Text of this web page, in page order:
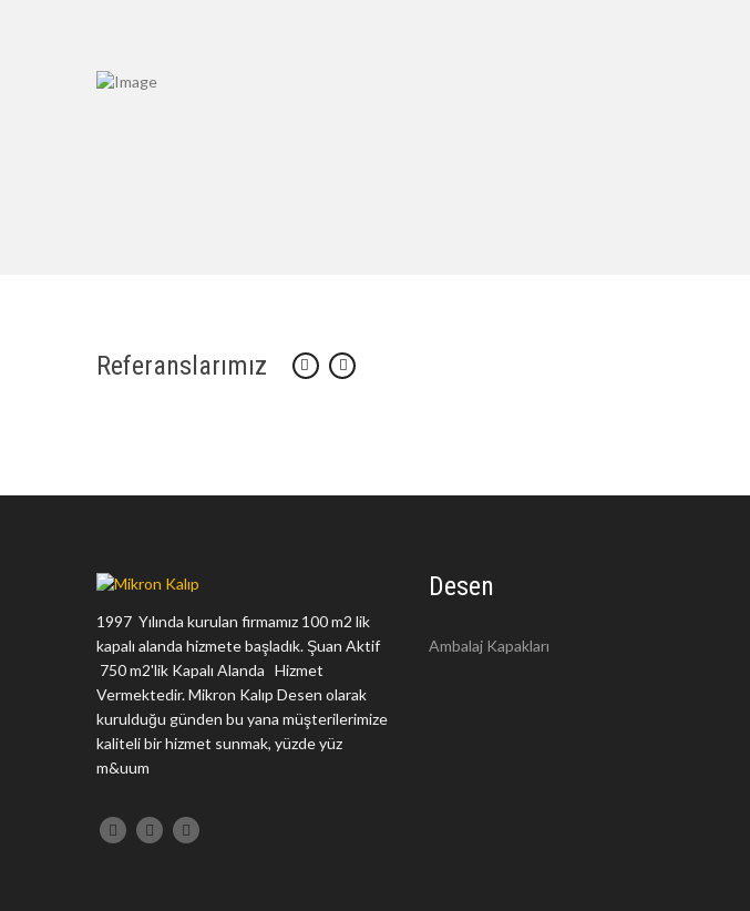
Referanslarımız
1997 Yılında kurulan firmamız 100 m2 lik
kapalı alanda hizmete başladık. Şuan Aktif
750 m2'lik Kapalı Alanda Hizmet
Vermektedir. Mikron Kalıp Desen olarak
kurulduğu günden bu yana müşterilerimize
kaliteli bir hizmet sunmak, yüzde yüz
m&uum
Desen
Ambalaj Kapakları